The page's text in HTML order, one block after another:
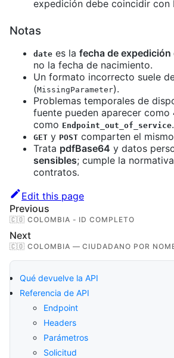
expedición debe coincidir con
Notas
date es la fecha de
no la fecha de nacimiento.
Un formato incorrecto suele
(MissingParameter).
Problemas temporales de
fuente pueden aparecer como
como Endpoint_out_of_service.
GET y POST comparten el
Trata pdfBase64 y datos
sensibles; cumple la
contratos.
Edit this page
Previous
🇨🇴 COLOMBIA - ID COMPLETO
Next
🇨🇴 COLOMBIA — CIUDADANO POR
Qué devuelve la API
Referencia de API
Endpoint
Headers
Parámetros
Solicitud